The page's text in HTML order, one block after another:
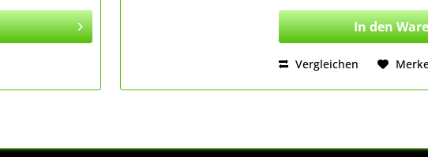
In den
Vergleichen